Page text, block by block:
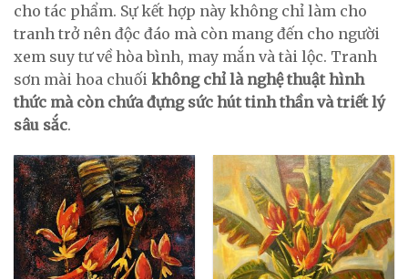
cho tác phẩm. Sự kết hợp này không chỉ làm cho
tranh trở nên độc đáo mà còn mang đến cho người
xem suy tư về hòa bình, may mắn và tài lộc. Tranh
sơn mài hoa chuối không chỉ là nghệ thuật hình
thức mà còn chứa đựng sức hút tinh thần và triết lý
sâu sắc.